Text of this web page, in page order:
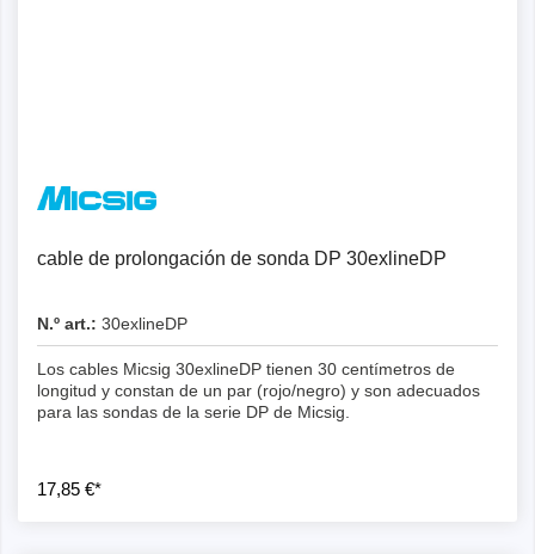
cable de prolongación de sonda DP 30exlineDP
N.º art.: 30exlineDP
Los cables Micsig 30exlineDP tienen 30 centímetros de
longitud y constan de un par (rojo/negro) y son adecuados
para las sondas de la serie DP de Micsig.
17,85 €*